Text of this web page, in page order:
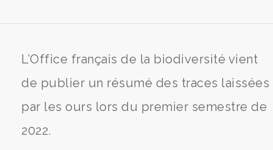
L’Office français de la biodiversité vient
de publier un résumé des traces laissées
par les ours lors du premier semestre de
2022.